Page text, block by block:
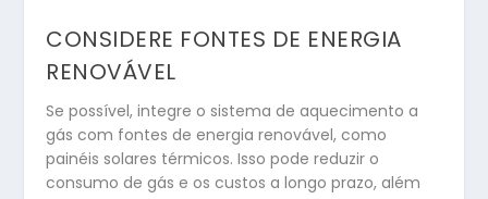
CONSIDERE FONTES DE ENERGIA
RENOVÁVEL
Se possível, integre o sistema de aquecimento a
gás com fontes de energia renovável, como
painéis solares térmicos. Isso pode reduzir o
consumo de gás e os custos a longo prazo, além